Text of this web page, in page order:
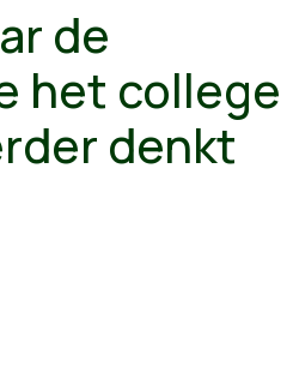
de
het college
denkt